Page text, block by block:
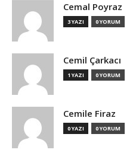
Cemal Poyraz
3 YAZI 0 YORUM
Cemil Çarkacı
1 YAZI 0 YORUM
Cemile Firaz
0 YAZI 0 YORUM